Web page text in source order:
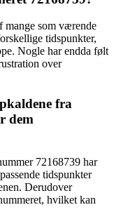
mange som værende
tidspunkter,
Nogle har endda følt
over
fra
dem
72168739 har
tidspunkter
Derudover
hvilket kan